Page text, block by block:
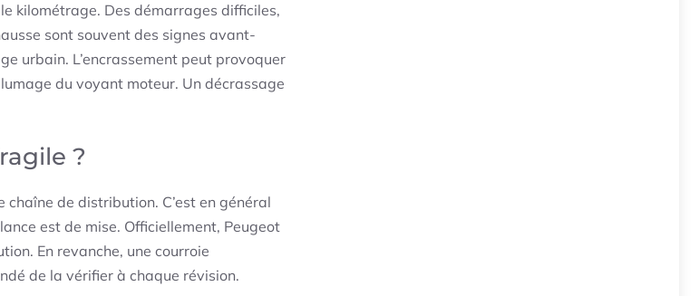
kilométrage. Des démarrages difficiles,
sont souvent des signes avant-
urbain. L’encrassement peut provoquer
du voyant moteur. Un décrassage
?
de distribution. C’est en général
est de mise. Officiellement, Peugeot
. En revanche, une courroie
de la vérifier à chaque révision.